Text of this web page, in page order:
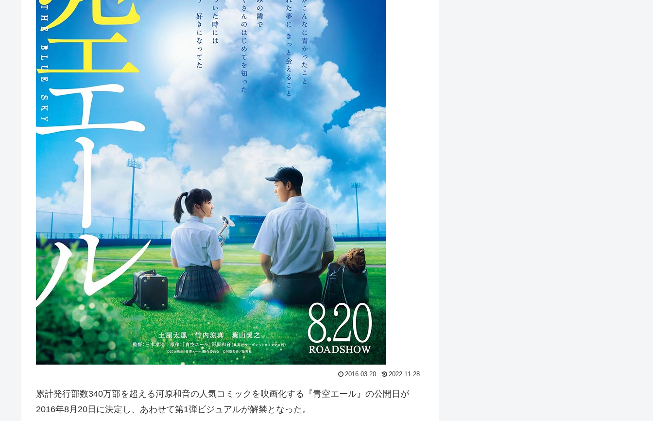
2016.03.20 2022.11.28
累計発行部数340万部を超える河原和音の人気コミックを映画化する『青空エール』の公開日が
2016年8月20日に決定し、あわせて第1弾ビジュアルが解禁となった。